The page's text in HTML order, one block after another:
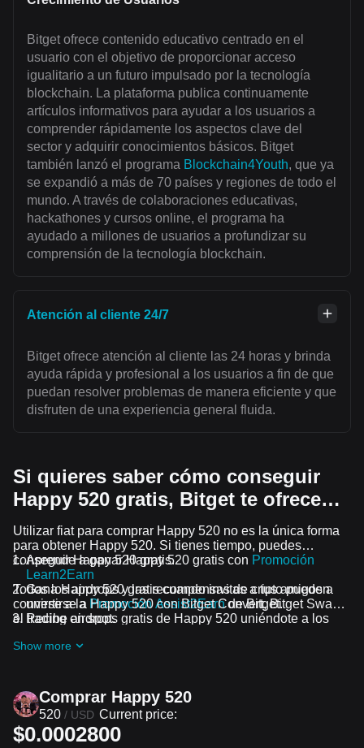
Bitget ofrece contenido educativo centrado en el
usuario con el objetivo de proporcionar acceso
igualitario a un futuro impulsado por la tecnología
blockchain. La plataforma publica continuamente
artículos informativos para ayudar a los usuarios a
comprender rápidamente los aspectos clave del
sector y adquirir conocimientos básicos. Bitget
también lanzó el programa Blockchain4Youth, que ya
se expandió a más de 70 países y regiones de todo el
mundo. A través de colaboraciones educativas,
hackathones y cursos online, el programa ha
ayudado a millones de usuarios a profundizar su
comprensión de la tecnología blockchain.
Atención al cliente 24/7
Bitget ofrece atención al cliente las 24 horas y brinda
ayuda rápida y profesional a los usuarios a fin de que
puedan resolver problemas de manera eficiente y que
disfruten de una experiencia general fluida.
Si quieres saber cómo conseguir
Happy 520 gratis, Bitget te ofrece…
Utilizar fiat para comprar Happy 520 no es la única forma
para obtener Happy 520. Si tienes tiempo, puedes
conseguir Happy 520 gratis.
Aprende a ganar Happy 520 gratis con Promoción
Learn2Earn
Gana Happy 520 gratis cuando invitas a tus amigos a
unirse a la Promoción Assist2Earnde Bitget.
Recibe airdrops gratis de Happy 520 uniéndote a los
Todos los airdrops y las recompensas de cripto pueden
convertirse a Happy 520 con Bitget Convert, Bitget Swap o
el trading en spot.
Show more
Comprar Happy 520
520 / USD Current price:
$0.0002800